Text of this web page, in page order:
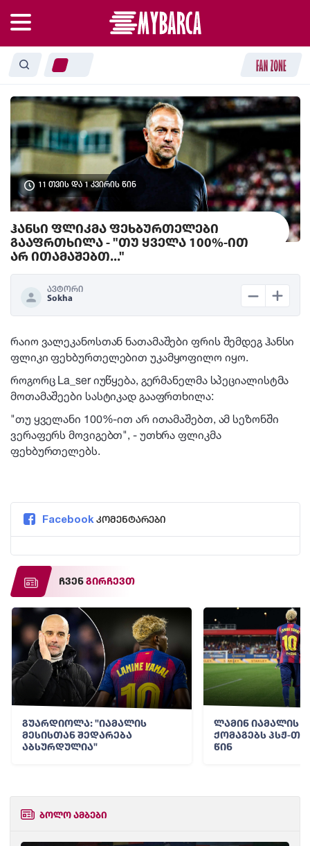
11 თვის და 1 კვირის წინ
ჰანსი ფლიკმა ფეხბურთელები
გააფრთხილა - "თუ ყველა 100%-ით
არ ითამაშებთ..."
ავტორი
Sokha
რაიო ვალეკანოსთან ნათამაშები ფრის შემდეგ ჰანსი
ფლიკი ფეხბურთელებით უკამყოფილო იყო.
როგორც La_ser იუწყება, გერმანელმა სპეციალისტმა
მოთამაშეები სასტიკად გააფრთხილა:
"თუ ყველანი 100%-ით არ ითამაშებთ, ამ სეზონში
ვერაფერს მოვიგებთ", - უთხრა ფლიკმა
ფეხბურთელებს.
Facebook კომენტარები
ჩვენ გირჩევთ
გუარდიოლა: "იამალის
მესისთან შედარება
აბსურდულია"
ლამინ იამალის
ქომაგებს პსჟ-
წინ
ბოლო ამბები